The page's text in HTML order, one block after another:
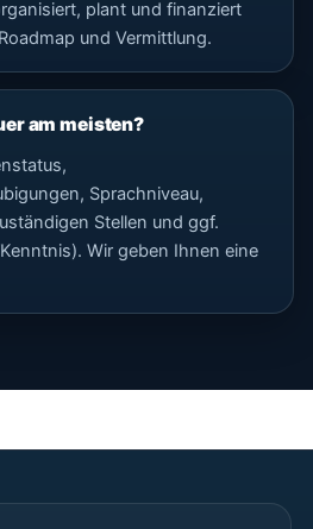
plant und finanziert
und Vermittlung.
am meisten?
Sprachniveau,
Stellen und ggf.
Wir geben Ihnen eine